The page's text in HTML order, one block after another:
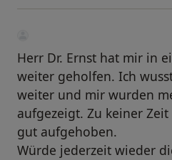
Herr Dr. Ernst hat mir in
weiter geholfen. Ich
weiter und mir wurden
aufgezeigt. Zu keiner
gut aufgehoben.
Würde jederzeit wieder